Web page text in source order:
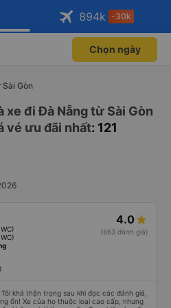
ngay!
viên độc
Mở app
đặt vé máy bay qua
Mở app
894k -30k
Chọn ngày
Gòn
xe đi Đà Nẵng từ Sài Gòn
vé ưu đãi nhất: 121
4.0
(863 đánh giá)
khá thận trọng sau khi đọc các đánh giá,
ổn! Xe của họ thuộc loại cao cấp, nhưng